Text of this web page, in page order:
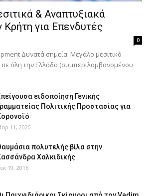
& Αναπτυξιακά
Κρήτη για Επενδυτές
0
Δυνατά σημεία: Μεγάλο μεσιτικό
όλη την Ελλάδα (συμπεριλαμβανομένου
ειδοποίηση Γενικής
Πολιτικής Προστασίας για
11, 2020
πολυτελής βίλα στην
Χαλκιδικής
19, 2016